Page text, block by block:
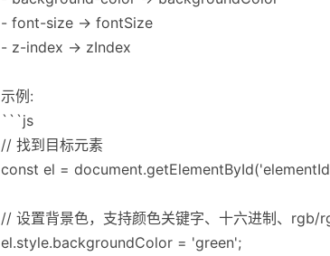
- font-size -> fontSize
- z-index -> zIndex
示例:
```js
// 找到目标元素
const el =
// 设置背景色，支持颜色关键字、十六进制、rgb/
el.style.backgroundColor = 'green';